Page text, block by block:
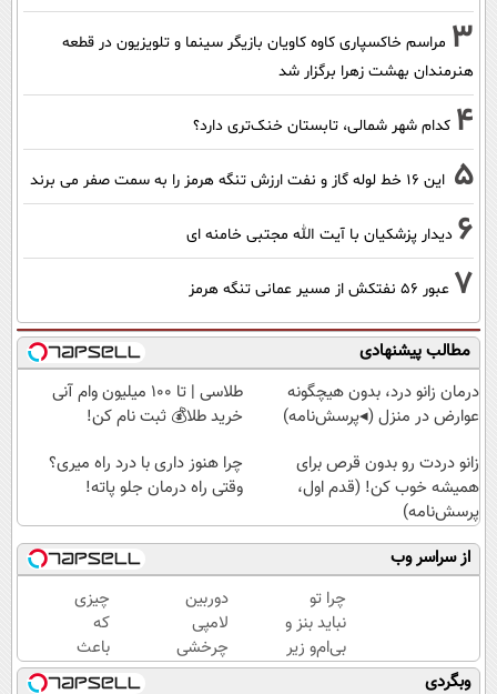
3 مراسم خاکسپاری کاوه کاویان بازیگر سینما و تلویزیون در قطعه
هنرمندان بهشت زهرا برگزار شد
4 کدام شهر شمالی، تابستان خنک‌تری دارد؟
5 این 16 خط لوله گاز و نفت ارزش تنگه هرمز را به سمت صفر می برند
6 دیدار پزشکیان با آیت الله مجتبی خامنه ای
7 عبور ۵۶ نفتکش از مسیر عمانی تنگه هرمز
مطالب پیشنهادی
درمان زانو درد، بدون هیچگونه
عوارض در منزل (◂پرسش‌نامه)
طلاسی | تا 100 میلیون وام آنی
خرید طلا💰 ثبت نام کن!
زانو دردت رو بدون قرص برای
همیشه خوب کن! (قدم اول،
پرسش‌نامه)
چرا هنوز داری با درد راه میری؟
وقتی راه درمان جلو پاته!
از سراسر وب
چرا تو
نباید بنز و
بی‌ام‌و زیر
پات
دوربین
لامپی
چرخشی
360
چیزی
که
باعث
ضعیف
وبگردی